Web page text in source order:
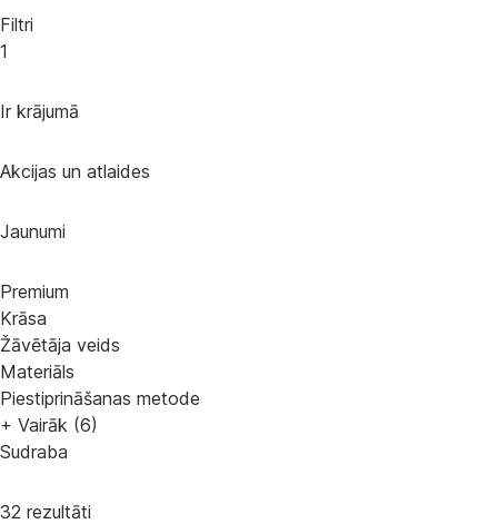
Filtri
1
Ir krājumā
Akcijas un atlaides
Jaunumi
Premium
Krāsa
Žāvētāja veids
Materiāls
Piestiprināšanas metode
+ Vairāk (6)
Sudraba
32 rezultāti